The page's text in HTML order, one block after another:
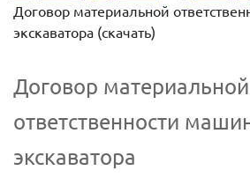
Договор материальной
экскаватора (скачать)
Договор материальной
ответственности
экскаватора